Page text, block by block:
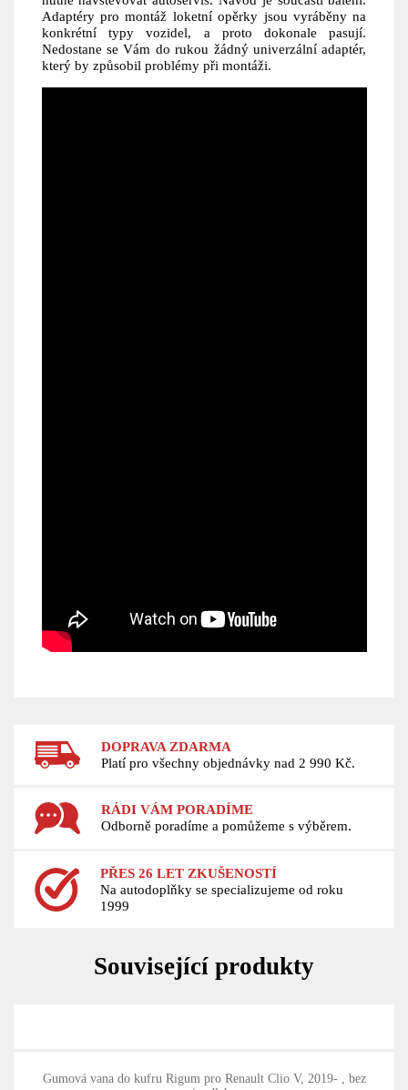
Adaptéry pro montáž loketní opěrky jsou vyráběny na
konkrétní typy vozidel, a proto dokonale pasují.
Nedostane se Vám do rukou žádný univerzální adaptér,
který by způsobil problémy při montáži.
DOPRAVA ZDARMA
Platí pro všechny objednávky nad 2 990 Kč.
RÁDI VÁM PORADÍME
Odborně poradíme a pomůžeme s výběrem.
PŘES 26 LET ZKUŠENOSTÍ
Na autodoplňky se specializujeme od roku
1999
Související produkty
Gumová vana do kufru Rigum pro Renault Clio V, 2019- , bez